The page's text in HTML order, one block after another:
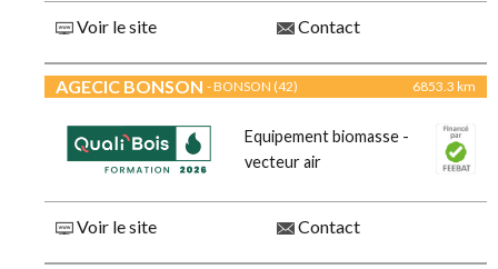
Voir le site Contact
AGECIC BONSON - BONSON (42) 6853.3 km
Equipement biomasse -
vecteur air
Voir le site Contact